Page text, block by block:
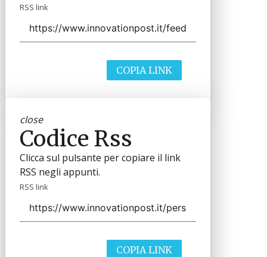
RSS link
COPIA LINK
close
Codice Rss
Clicca sul pulsante per copiare il link
RSS negli appunti.
RSS link
COPIA LINK